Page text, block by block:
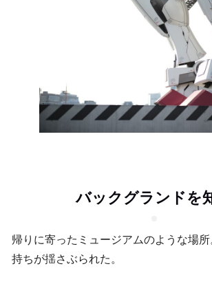
バックグランドを
帰りに寄ったミュージアムのような場
持ちが揺さぶられた。